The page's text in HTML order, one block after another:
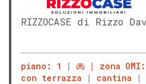
RIZZOCASE di Rizzo
piano: 1
zona
con terrazza
cantina